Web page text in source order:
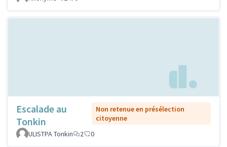
Escalade au
Tonkin
Non retenue en présélection
citoyenne
ULISTPA Tonkin
2 0